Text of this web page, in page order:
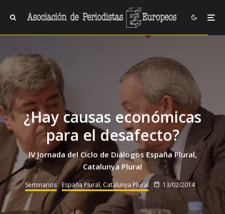
¿Hay causas económicas
para el desafecto?
IV Jornada del Ciclo de Diálogos España Plural,
Catalunya Plural
Seminarios España Plural, Catalunya Plural 13/02/2014